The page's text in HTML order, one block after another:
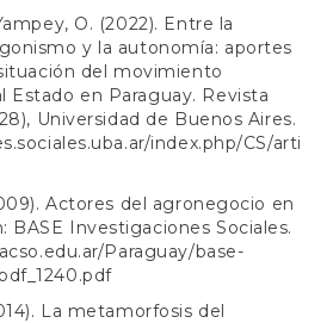
O. (2022). Entre la
y la autonomía: aportes
del movimiento
Estado en Paraguay. Revista
Universidad de Buenos Aires.
index.php/CS/arti
Actores del agronegocio en
BASE Investigaciones Sociales.
Paraguay/base-
La metamorfosis del